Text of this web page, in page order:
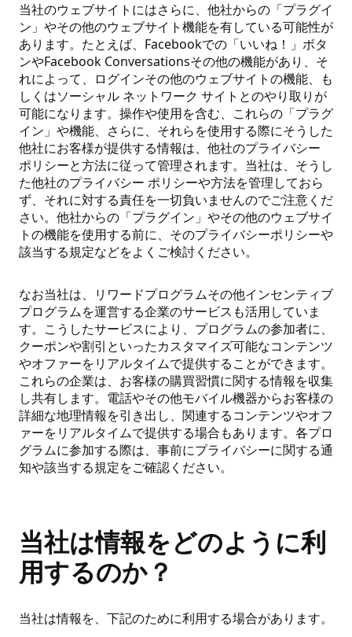
当社のウェブサイトにはさらに、他社からの「プラグイ
ン」やその他のウェブサイト機能を有している可能性が
あります。たとえば、Facebookでの「いいね！」ボタ
ンやFacebook Conversationsその他の機能があり、そ
れによって、ログインその他のウェブサイトの機能、も
しくはソーシャル ネットワーク サイトとのやり取りが
可能になります。操作や使用を含む、これらの「プラグ
イン」や機能、さらに、それらを使用する際にそうした
他社にお客様が提供する情報は、他社のプライバシー
ポリシーと方法に従って管理されます。当社は、そうし
た他社のプライバシー ポリシーや方法を管理しておら
ず、それに対する責任を一切負いませんのでご注意くだ
さい。他社からの「プラグイン」やその他のウェブサイ
トの機能を使用する前に、そのプライバシーポリシーや
該当する規定などをよくご検討ください。
なお当社は、リワードプログラムその他インセンティブ
プログラムを運営する企業のサービスも活用していま
す。こうしたサービスにより、プログラムの参加者に、
クーポンや割引といったカスタマイズ可能なコンテンツ
やオファーをリアルタイムで提供することができます。
これらの企業は、お客様の購買習慣に関する情報を収集
し共有します。電話やその他モバイル機器からお客様の
詳細な地理情報を引き出し、関連するコンテンツやオフ
ァーをリアルタイムで提供する場合もあります。各プロ
グラムに参加する際は、事前にプライバシーに関する通
知や該当する規定をご確認ください。
当社は情報をどのように利
用するのか？
当社は情報を、下記のために利用する場合があります。